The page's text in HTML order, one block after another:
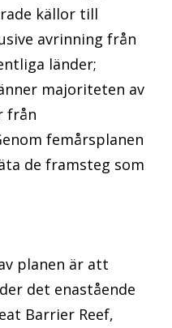
källor till
avrinning från
länder;
majoriteten av
från
femårsplanen
de framsteg som
planen är att
det enastående
Barrier Reef,